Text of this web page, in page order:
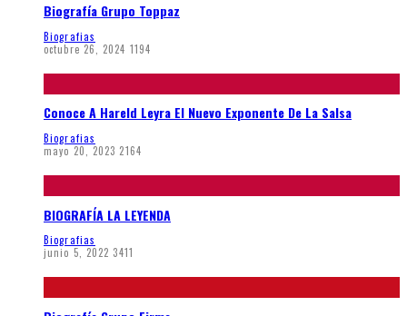
Biografía Grupo Toppaz
Biografias
octubre 26, 2024 1194
Conoce A Hareld Leyra El Nuevo Exponente De La Salsa
Biografias
mayo 20, 2023 2164
BIOGRAFÍA LA LEYENDA
Biografias
junio 5, 2022 3411